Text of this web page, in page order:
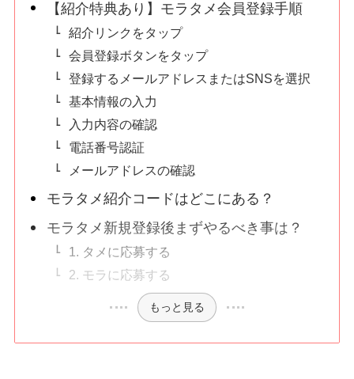
【紹介特典あり】モラタメ会員登録手順
紹介リンクをタップ
会員登録ボタンをタップ
登録するメールアドレスまたはSNSを選択
基本情報の入力
入力内容の確認
電話番号認証
メールアドレスの確認
モラタメ紹介コードはどこにある？
モラタメ新規登録後まずやるべき事は？
1. タメに応募する
2. モラに応募する
もっと見る